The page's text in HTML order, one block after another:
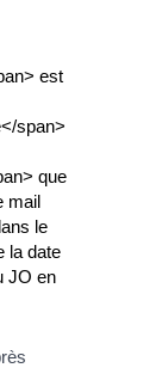
est
span>
que
mail
le
la date
JO en